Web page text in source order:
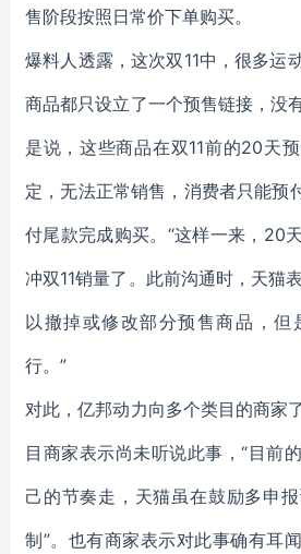
售阶段按照日常价下单购买。
爆料人透露，这次双11中，很多运
商品都只设立了一个预售链接，没
是说，这些商品在双11前的20天
定，无法正常销售，消费者只能预
付尾款完成购买。“这样一来，20
冲双11销量了。此前沟通时，天猫
以撤掉或修改部分预售商品，但
行。”
对此，亿邦动力向多个类目的商家
目商家表示尚未听说此事，“目前
己的节奏走，天猫虽在鼓励多申
制”。也有商家表示对此事确有耳